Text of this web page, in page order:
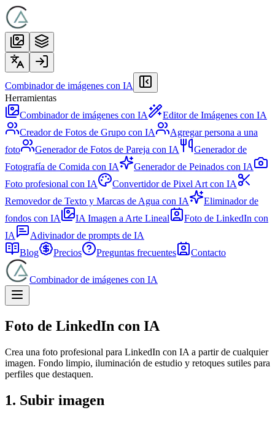
Combinador de imágenes con IA
Herramientas
Combinador de imágenes con IA
Editor de Imágenes con IA
Creador de Fotos de Grupo con IA
Agregar persona a una
foto
Generador de Fotos de Pareja con IA
Generador de
Fotografía de Comida con IA
Generador de Peinados con IA
Foto profesional con IA
Convertidor de Pixel Art con IA
Removedor de Texto y Marcas de Agua con IA
Eliminador de
fondos con IA
IA Imagen a Arte Lineal
Foto de LinkedIn con
IA
Adivinador de prompts de IA
Blog
Precios Preguntas frecuentes Contacto
Combinador de imágenes con IA
Foto de LinkedIn con IA
Crea una foto profesional para LinkedIn con IA a partir de cualquier
imagen. Fondo limpio, iluminación de estudio y retoques sutiles para
perfiles que destaquen.
1. Subir imagen